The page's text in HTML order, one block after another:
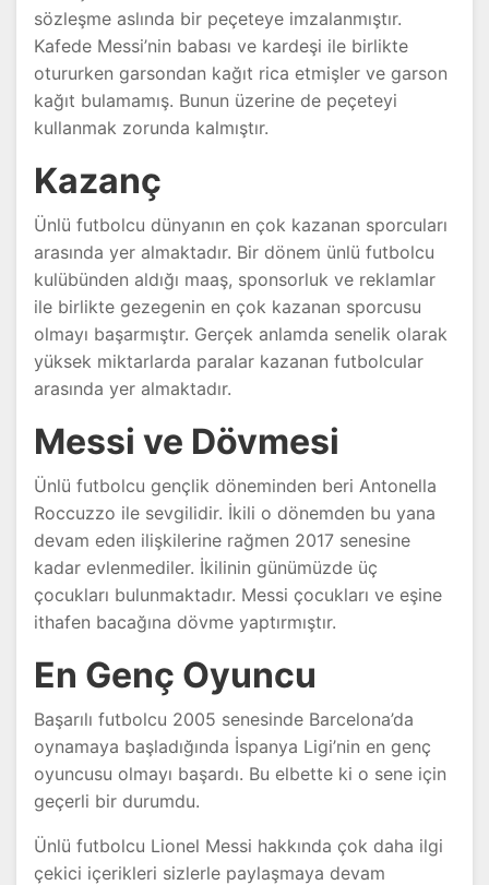
sözleşme aslında bir peçeteye imzalanmıştır.
Kafede Messi’nin babası ve kardeşi ile birlikte
otururken garsondan kağıt rica etmişler ve garson
kağıt bulamamış. Bunun üzerine de peçeteyi
kullanmak zorunda kalmıştır.
Kazanç
Ünlü futbolcu dünyanın en çok kazanan sporcuları
arasında yer almaktadır. Bir dönem ünlü futbolcu
kulübünden aldığı maaş, sponsorluk ve reklamlar
ile birlikte gezegenin en çok kazanan sporcusu
olmayı başarmıştır. Gerçek anlamda senelik olarak
yüksek miktarlarda paralar kazanan futbolcular
arasında yer almaktadır.
Messi ve Dövmesi
Ünlü futbolcu gençlik döneminden beri Antonella
Roccuzzo ile sevgilidir. İkili o dönemden bu yana
devam eden ilişkilerine rağmen 2017 senesine
kadar evlenmediler. İkilinin günümüzde üç
çocukları bulunmaktadır. Messi çocukları ve eşine
ithafen bacağına dövme yaptırmıştır.
En Genç Oyuncu
Başarılı futbolcu 2005 senesinde Barcelona’da
oynamaya başladığında İspanya Ligi’nin en genç
oyuncusu olmayı başardı. Bu elbette ki o sene için
geçerli bir durumdu.
Ünlü futbolcu Lionel Messi hakkında çok daha ilgi
çekici içerikleri sizlerle paylaşmaya devam